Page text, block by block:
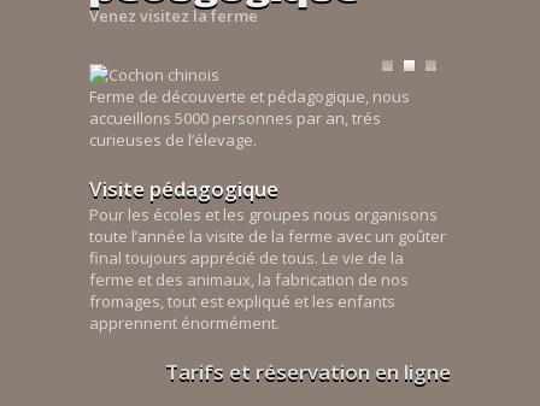
Venez visitez la ferme
Ferme de découverte et pédagogique, nous
accueillons 5000 personnes par an, trés
curieuses de l’élevage.
Visite pédagogique
Pour les écoles et les groupes nous organisons
toute l’année la visite de la ferme avec un goûter
final toujours apprécié de tous. Le vie de la
ferme et des animaux, la fabrication de nos
fromages, tout est expliqué et les enfants
apprennent énormément.
Tarifs et réservation en ligne